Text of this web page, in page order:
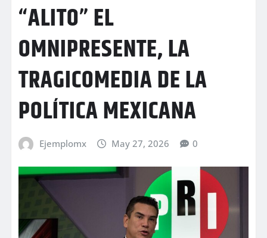
“ALITO” EL
OMNIPRESENTE, LA
TRAGICOMEDIA DE LA
POLÍTICA MEXICANA
Ejemplomx May 27, 2026 0